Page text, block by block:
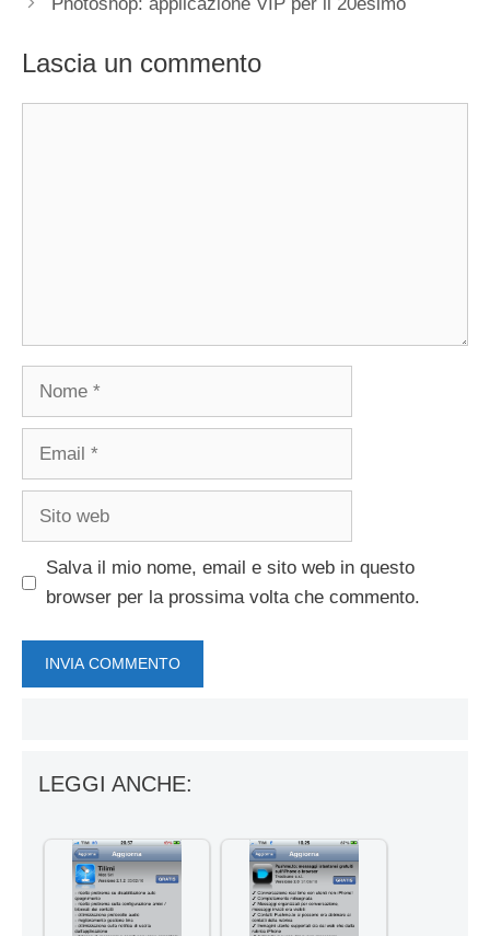
Lascia un commento
Nome
Email
Sito
Salva il mio nome, email e sito web in questo
browser per la prossima volta che commento.
LEGGI ANCHE: